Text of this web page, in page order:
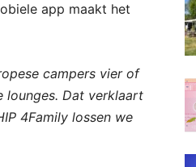
app maakt het
campers vier of
lounges. Dat verklaart
4Family lossen we